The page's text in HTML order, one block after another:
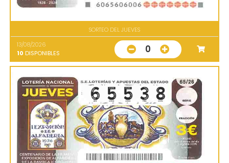
SORTEO DEL JUEVES
13/08/2026
10 DISPONIBLES 0